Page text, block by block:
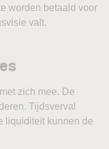
worden betaald voor
valt.
zich mee. De
Tijdsverval
liquiditeit kunnen de